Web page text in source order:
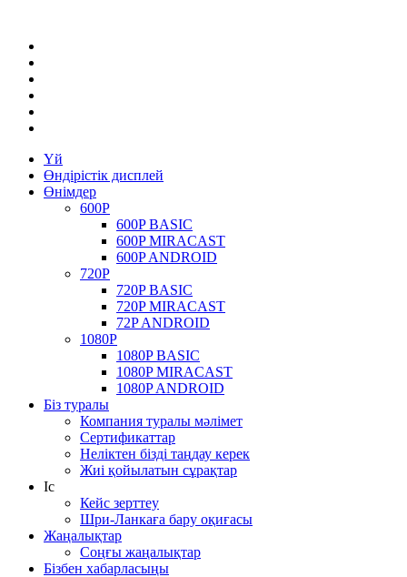
Үй
Өндірістік дисплей
Өнімдер
600P
600P BASIC
600P MIRACAST
600P ANDROID
720P
720P BASIC
720P MIRACAST
72P ANDROID
1080P
1080P BASIC
1080P MIRACAST
1080P ANDROID
Біз туралы
Компания туралы мәлімет
Сертификаттар
Неліктен бізді таңдау керек
Жиі қойылатын сұрақтар
Іс
Кейс зерттеу
Шри-Ланкаға бару оқиғасы
Жаңалықтар
Соңғы жаңалықтар
Бізбен хабарласыңы